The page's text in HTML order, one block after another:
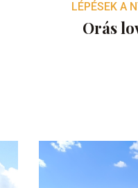
LÉPÉSEK A
Orás